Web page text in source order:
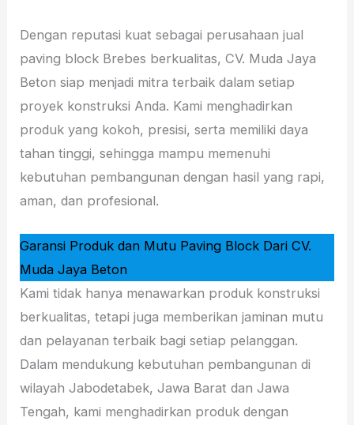
Dengan reputasi kuat sebagai perusahaan jual
paving block Brebes berkualitas, CV. Muda Jaya
Beton siap menjadi mitra terbaik dalam setiap
proyek konstruksi Anda. Kami menghadirkan
produk yang kokoh, presisi, serta memiliki daya
tahan tinggi, sehingga mampu memenuhi
kebutuhan pembangunan dengan hasil yang rapi,
aman, dan profesional.
Garansi Produk dan Mutu Paving Block Dari CV.
Muda Jaya Beton
Kami tidak hanya menawarkan produk konstruksi
berkualitas, tetapi juga memberikan jaminan mutu
dan pelayanan terbaik bagi setiap pelanggan.
Dalam mendukung kebutuhan pembangunan di
wilayah Jabodetabek, Jawa Barat dan Jawa
Tengah, kami menghadirkan produk dengan